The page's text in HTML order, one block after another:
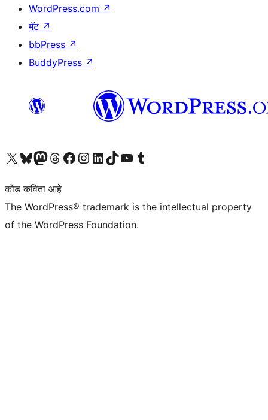
WordPress.com ↗
मॅट ↗
bbPress ↗
BuddyPress ↗
आमच्या X (एक्स) (पूर्वीचे ट्विटर) खात्याला भेट द्या आमच्या ब्लूस्की खात्याला भेट द्या.आमच्या Mastodon खात्याला भेट द्या.आमच्या थ्रेड्स खात्याला भेट द्या. आमच्या फेसबुक पेजला भेट द्या आमच्या इंस्टाग्राम खात्याला भेट द्या आमच्या लिंक्डइन खात्याला भेट द्या आमच्या टिकटॉक अकाउंटला भेट द्या.आमच्या यूट्यूब चॅनेलला भेट द्या आमच्या टंबलर खात्याला भेट द्या.
कोड कविता आहे
The WordPress® trademark is the intellectual property
of the WordPress Foundation.